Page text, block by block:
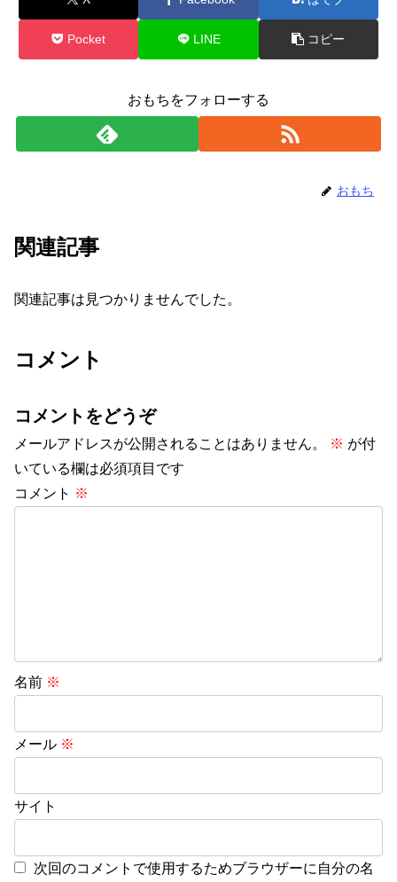
Pocket LINE コピー
おもちをフォローする
おもち
関連記事
関連記事は見つかりませんでした。
コメント
コメントをどうぞ
メールアドレスが公開されることはありません。 ※ が付
いている欄は必須項目です
コメント ※
名前 ※
メール ※
サイト
次回のコメントで使用するためブラウザーに自分の名